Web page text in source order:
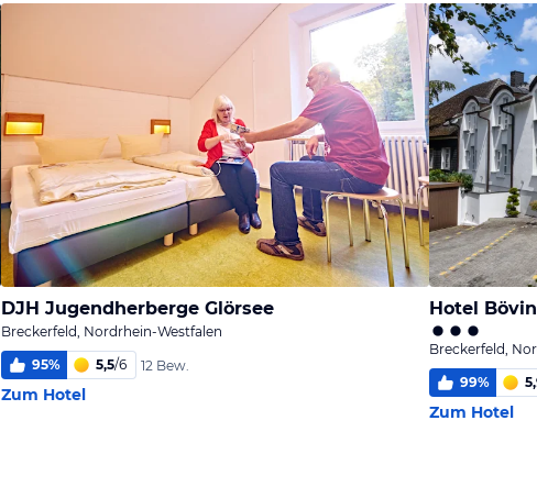
DJH Jugendherberge Glörsee
Breckerfeld, Nordrhein-Westfalen
95% 5,5/6 12 Bew.
Zum Hotel
Hotel
Breckerfeld,
99%
Zum Hotel